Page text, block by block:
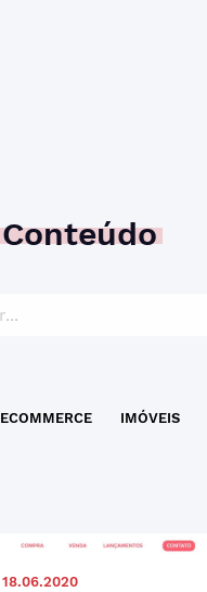
Conteúdo
ECOMMERCE IMÓVEIS
18.06.2020